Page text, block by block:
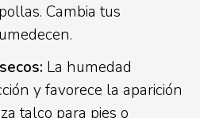
Cambia tus
La humedad
y favorece la aparición
talco para pies o